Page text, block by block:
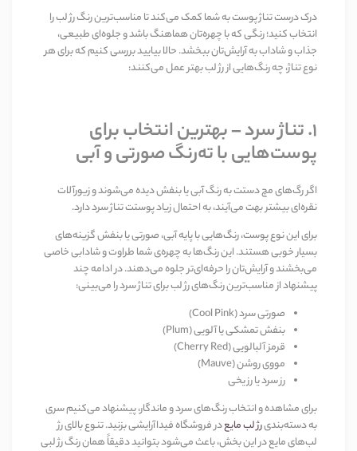
درک درست تناژ پوست به شما کمک می‌کند تا مناسب‌ترین رنگ رژ لب را
انتخاب کنید؛ رنگی که با چهره‌تان هماهنگ باشد و جلوه‌ای طبیعی،
جذاب و شاداب به آرایش‌تان ببخشد. حالا بیایید بررسی کنیم که برای هر
نوع تناژ، چه رنگ‌هایی از رژ لب بهتر عمل می‌کنند:
1. تناژ سرد – بهترین انتخاب برای
پوست‌هایی با ته‌رنگ صورتی و آبی
اگر رگ‌های مچ دستت به رنگ آبی یا بنفش دیده می‌شوند و زیورآلات
نقره‌ای بیشتر بهت می‌آیند، به احتمال زیاد پوستت تناژ سرد دارد.
برای این نوع پوست، رنگ‌هایی با پایه آبی، صورتی یا بنفش گزینه‌های
بسیار خوبی هستند. این رنگ‌ها به چهره‌ی شما طراوت و شادابی خاصی
می‌بخشند و آرایش‌تان را حرفه‌ای‌تر جلوه می‌دهند. در ادامه چند
پیشنهاد از مناسب‌ترین رنگ‌های رژ لب برای تناژ سرد را می‌بینی:
صورتی سرد (Cool Pink)
بنفش تمشکی یا آلویی (Plum)
قرمز آلبالویی (Cherry Red)
مووی روشن (Mauve)
رز سرد یا رز یخی
برای مشاهده و انتخاب رنگ‌های سرد و ماندگار، پیشنهاد می‌کنیم سری
به دسته‌بندیرژ لب مایعدر فروشگاه فیداآرایشی بزنید. تنوع بالای رژ
لب‌های مایع در این بخش، باعث می‌شود بتوانید دقیقاً همان رنگ رژ لبی